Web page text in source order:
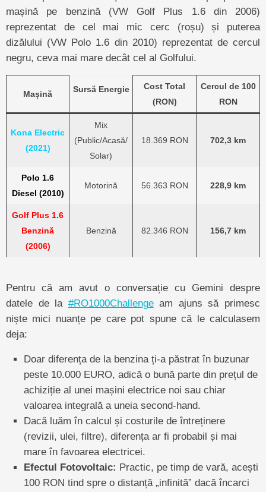
mașină pe benzină (VW Golf Plus 1.6 din 2006)
reprezentat de cel mai mic cerc (roșu) și puterea
dizălului (VW Polo 1.6 din 2010) reprezentat de cercul
negru, ceva mai mare decât cel al Golfului.
Mașină Sursă Energie
Cost Total
(RON)
Cercul de 100
RON
Kona Electric
(2021)
Mix
(Public/Acasă/
Solar)
18.369 RON 702,3 km
Polo 1.6
Diesel (2010)
Motorină 56.363 RON 228,9 km
Golf Plus 1.6
Benzină
(2006)
Benzină 82.346 RON 156,7 km
Pentru că am avut o conversație cu Gemini despre
datele de la #RO1000Challengeam ajuns să primesc
niște mici nuanțe pe care pot spune că le calculasem
deja:
Doar diferența de la benzina ți-a păstrat în buzunar
peste 10.000 EURO, adică o bună parte din prețul de
achiziție al unei mașini electrice noi sau chiar
valoarea integrală a uneia second-hand.
Dacă luăm în calcul și costurile de întreținere
(revizii, ulei, filtre), diferența ar fi probabil și mai
mare în favoarea electricei.
Efectul Fotovoltaic: Practic, pe timp de vară, acești
100 RON tind spre o distanță „infinită” dacă încarci